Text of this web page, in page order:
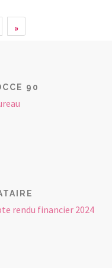
»
90
rendu financier 2024